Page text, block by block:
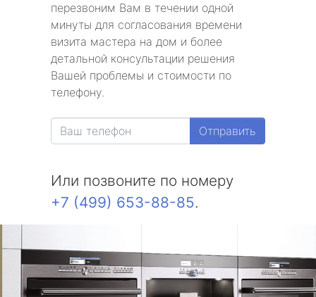
перезвоним Вам в течении одной
минуты для согласования времени
визита мастера на дом и более
детальной консультации решения
Вашей проблемы и стоимости по
телефону.
Отправить
Или позвоните по номеру
+7 (499) 653-88-85.